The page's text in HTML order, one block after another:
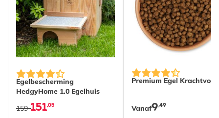
Lengte 124 mm
Gewicht 1.292 kg
Diersoort Vleermuis
Materiaal Hout (FSC® 100%)
Lees meer
Egelbescherming
HedgyHome 1.0 Egelhuis
151,05
159-
Premium Egel Krachtvoer
De prijs is afhankelijk
Vanaf9,49